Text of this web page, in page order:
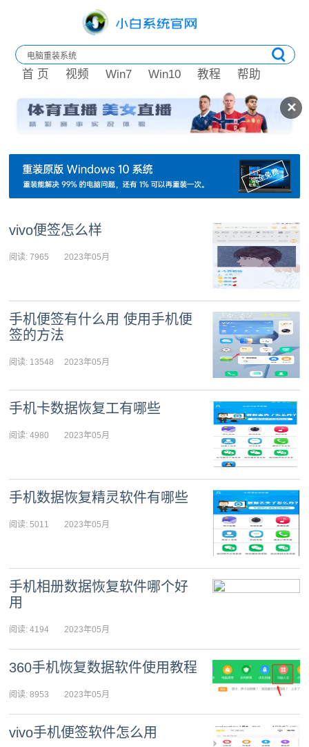
✕
首 页 视频 Win7 Win10 教程 帮助
vivo便签怎么样
阅读: 7965
2023年05月
手机便签有什么用 使用手机便
签的方法
阅读: 13548
2023年05月
手机卡数据恢复工有哪些
阅读: 4980
2023年05月
手机数据恢复精灵软件有哪些
阅读: 5011
2023年05月
手机相册数据恢复软件哪个好
用
阅读: 4194
2023年05月
08日 09:12:00
360手机恢复数据软件使用教程
阅读: 8953
2023年05月
08日 08:54:41
vivo手机便签软件怎么用